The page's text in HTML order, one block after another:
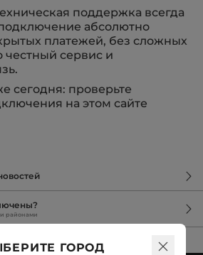
поддержка всегда
абсолютно
платежей, без сложных
честный сервис и
сегодня: проверьте
на этом сайте
районами
ГОРОД